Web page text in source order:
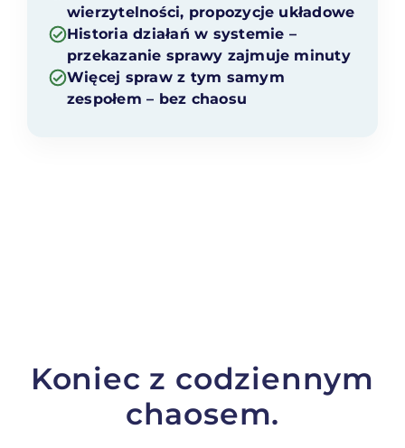
wierzytelności, propozycje układowe
Historia działań w systemie –
przekazanie sprawy zajmuje minuty
Więcej spraw z tym samym
zespołem – bez chaosu
Koniec z codziennym
chaosem.